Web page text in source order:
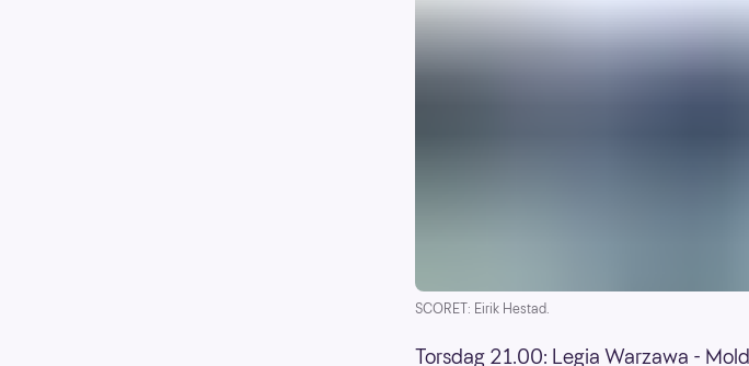
SCORET: Eirik Hestad.
Torsdag 21.00: Legia Warzawa -